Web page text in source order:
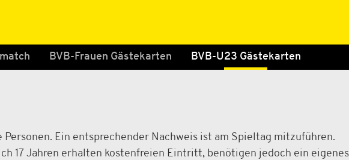
BVB-Frauen Gästekarten BVB-U23 Gästekarten
Ein entsprechender Nachweis ist am Spieltag mitzuführen.
17 Jahren erhalten kostenfreien Eintritt, benötigen jedoch ein